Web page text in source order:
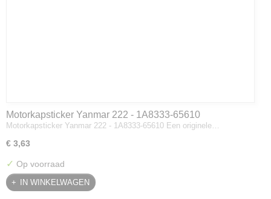
Motorkapsticker Yanmar 222 - 1A8333-65610
Motorkapsticker Yanmar 222 - 1A8333-65610 Een originele…
€ 3,63
✓ Op voorraad
IN WINKELWAGEN